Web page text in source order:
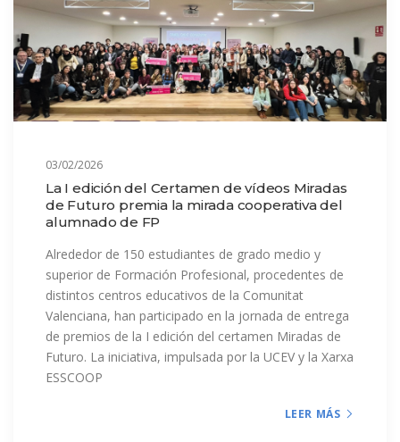
03/02/2026
La I edición del Certamen de vídeos Miradas
de Futuro premia la mirada cooperativa del
alumnado de FP
Alrededor de 150 estudiantes de grado medio y
superior de Formación Profesional, procedentes de
distintos centros educativos de la Comunitat
Valenciana, han participado en la jornada de entrega
de premios de la I edición del certamen Miradas de
Futuro. La iniciativa, impulsada por la UCEV y la Xarxa
ESSCOOP
LEER MÁS